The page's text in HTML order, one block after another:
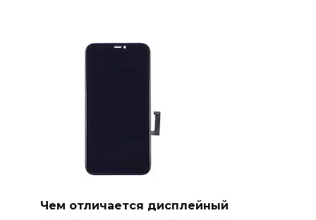
Чем отличается дисплейный